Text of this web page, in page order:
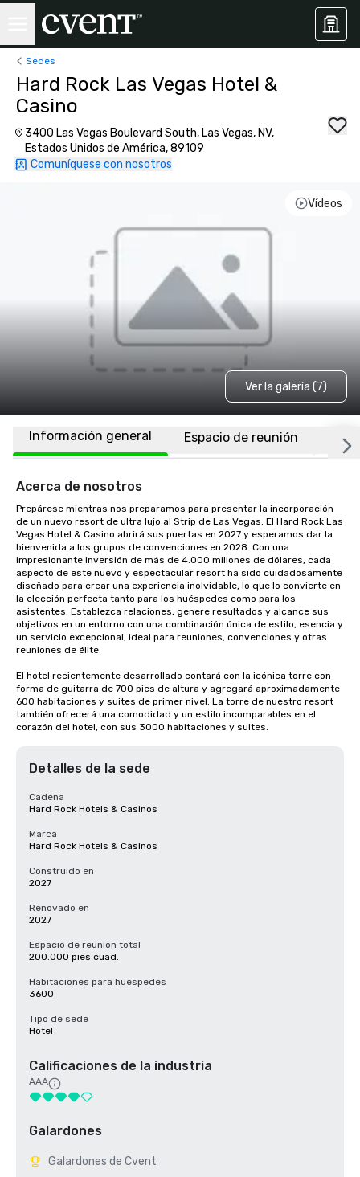
Sedes
Hard Rock Las Vegas Hotel &
Casino
3400 Las Vegas Boulevard South, Las Vegas, NV,
Estados Unidos de América, 89109
Comuníquese con nosotros
Vídeos
Ver la galería (7)
Información general Espacio de reunión
Acerca de nosotros
Prepárese mientras nos preparamos para presentar la incorporación
de un nuevo resort de ultra lujo al Strip de Las Vegas. El Hard Rock Las
Vegas Hotel & Casino abrirá sus puertas en 2027 y esperamos dar la
bienvenida a los grupos de convenciones en 2028. Con una
impresionante inversión de más de 4.000 millones de dólares, cada
aspecto de este nuevo y espectacular resort ha sido cuidadosamente
diseñado para crear una experiencia inolvidable, lo que lo convierte en
la elección perfecta tanto para los huéspedes como para los
asistentes. Establezca relaciones, genere resultados y alcance sus
objetivos en un entorno con una combinación única de estilo, esencia y
un servicio excepcional, ideal para reuniones, convenciones y otras
reuniones de élite.
El hotel recientemente desarrollado contará con la icónica torre con
forma de guitarra de 700 pies de altura y agregará aproximadamente
600 habitaciones y suites de primer nivel. La torre de nuestro resort
también ofrecerá una comodidad y un estilo incomparables en el
corazón del hotel, con sus 3000 habitaciones y suites.
Detalles de la sede
Cadena
Hard Rock Hotels & Casinos
Marca
Hard Rock Hotels & Casinos
Construido en
2027
Renovado en
2027
Espacio de reunión total
200.000 pies cuad.
Habitaciones para huéspedes
3600
Tipo de sede
Hotel
Calificaciones de la industria
AAA
Galardones
Galardones de Cvent